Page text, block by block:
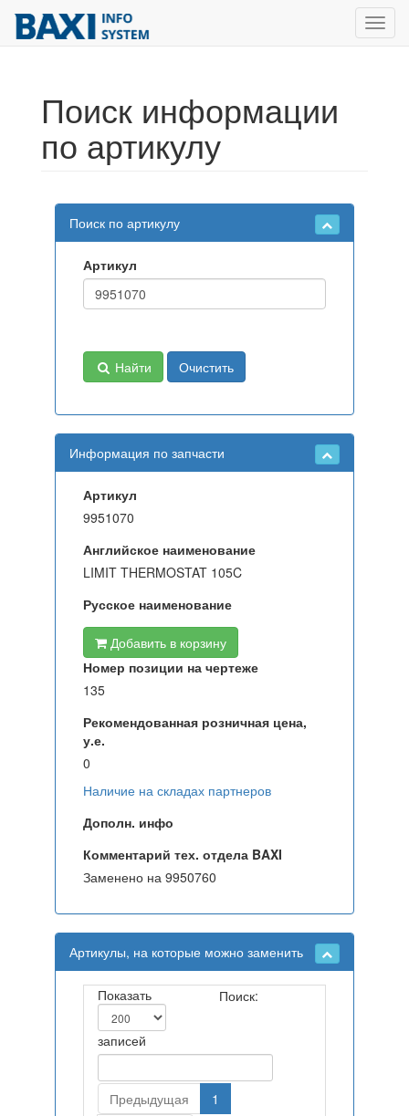
Поиск информации
по артикулу
Поиск по артикулу
Артикул
Найти Очистить
Информация по запчасти
Артикул
9951070
Английское наименование
LIMIT THERMOSTAT 105C
Русское наименование
Добавить в корзину
Номер позиции на чертеже
135
Рекомендованная розничная цена,
у.е.
0
Наличие на складах партнеров
Дополн. инфо
Комментарий тех. отдела BAXI
Заменено на 9950760
Артикулы, на которые можно заменить
Показать
записей
Поиск:
Предыдущая
1